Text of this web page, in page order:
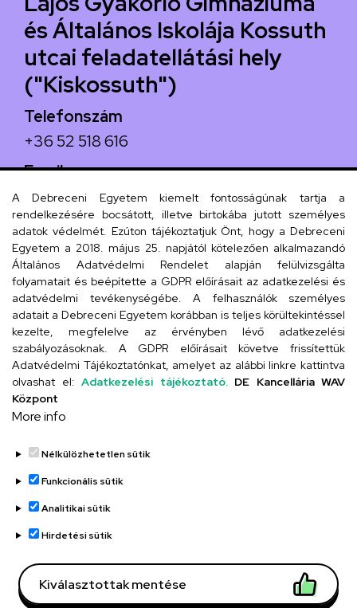
és Általános Iskolája Kossuth
utcai feladatellátási hely
("Kiskossuth")
Telefonszám
+36 52 518 616
Email
iskola@kossuth-alt.unideb.hu
Cím
4024 Debrecen, Kossuth utca 33.
Szervezeti telefonkönyv
UD telefonkönyv
Adatvédelem
Adatvédelem
Régi oldal
Technikai információk
A Debreceni Egyetem kiemelt fontosságúnak tartja a
rendelkezésére bocsátott, illetve birtokába jutott személyes
adatok védelmét. Ezúton tájékoztatjuk Önt, hogy a Debreceni
Egyetem a 2018. május 25. napjától kötelezően alkalmazandó
Általános Adatvédelmi Rendelet alapján felülvizsgálta
folyamatait és beépítette a GDPR előírásait az adatkezelési és
adatvédelmi tevékenységébe. A felhasználók személyes
adatait a Debreceni Egyetem korábban is teljes körültekintéssel
kezelte, megfelelve az érvényben lévő adatkezelési
szabályozásoknak. A GDPR előírásait követve frissítettük
Adatvédelmi Tájékoztatónkat, amelyet az alábbi linkre kattintva
olvashat el: Adatkezelési tájékoztató. DE Kancellária WAV
Központ
More info
Nélkülözhetetlen sütik
Funkcionális sütik
Analitikai sütik
Hirdetési sütik
Kiválasztottak mentése